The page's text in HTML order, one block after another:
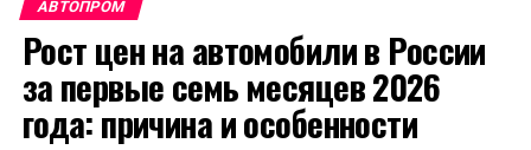
АВТОПРОМ
Рост цен на автомобили в России
за первые семь месяцев 2026
года: причина и особенности